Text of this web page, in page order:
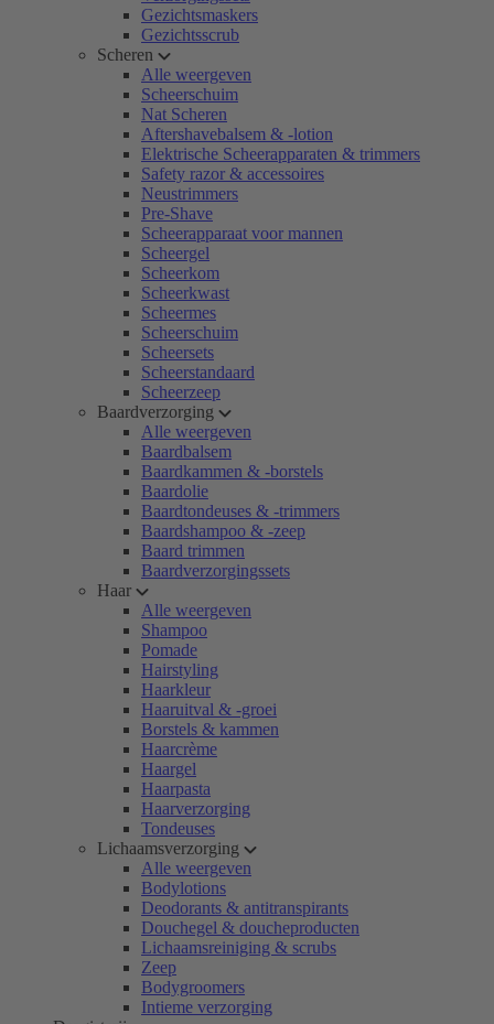
Gezichtsmaskers
Gezichtsscrub
Scheren
Alle weergeven
Scheerschuim
Nat Scheren
Aftershavebalsem & -lotion
Elektrische Scheerapparaten & trimmers
Safety razor & accessoires
Neustrimmers
Pre-Shave
Scheerapparaat voor mannen
Scheergel
Scheerkom
Scheerkwast
Scheermes
Scheerschuim
Scheersets
Scheerstandaard
Scheerzeep
Baardverzorging
Alle weergeven
Baardbalsem
Baardkammen & -borstels
Baardolie
Baardtondeuses & -trimmers
Baardshampoo & -zeep
Baard trimmen
Baardverzorgingssets
Haar
Alle weergeven
Shampoo
Pomade
Hairstyling
Haarkleur
Haaruitval & -groei
Borstels & kammen
Haarcrème
Haargel
Haarpasta
Haarverzorging
Tondeuses
Lichaamsverzorging
Alle weergeven
Bodylotions
Deodorants & antitranspirants
Douchegel & doucheproducten
Lichaamsreiniging & scrubs
Zeep
Bodygroomers
Intieme verzorging